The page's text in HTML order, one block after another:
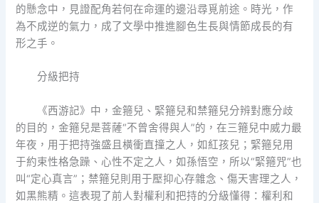
的懸念中，見證配角若何在命運的邊沿尋覓前途。時光，作
為不成逆的氣力，成了文學中推進腳色生長與情節成長的有
形之手。
分級把持
《西游記》中，金箍兒、緊箍兒和禁箍兒分辨對應分歧
的目的，金箍兒是菩薩“不曾舍得與人”的，在三箍兒中威力最
年夜，用于把持強盛且橫衝直撞之人，如紅孩兒；緊箍兒用
于約束性格急躁、心性不定之人，如孫悟空，所以“緊箍咒”也
叫“定心真言”；禁箍兒則用于壓抑心存雜念、傷天害理之人，
如黑熊精。這表現了前人對權利和把持的分級懂得：權利和